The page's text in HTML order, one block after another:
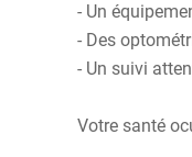
- Un
- Des
- Un suivi
Votre santé